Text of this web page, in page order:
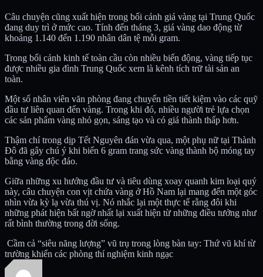
Câu chuyện cũng xuất hiện trong bối cảnh giá vàng tại Trung Quốc
đang duy trì ở mức cao. Tính đến tháng 3, giá vàng dao động từ
khoảng 1.140 đến 1.190 nhân dân tệ mỗi gram.
Trong bối cảnh kinh tế toàn cầu còn nhiều biến động, vàng tiếp tục
được nhiều gia đình Trung Quốc xem là kênh tích trữ tài sản an
toàn.
Một số nhân viên văn phòng đang chuyển tiền tiết kiệm vào các quỹ
đầu tư liên quan đến vàng. Trong khi đó, nhiều người trẻ lựa chọn
các sản phẩm vàng nhỏ gọn, sáng tạo và có giá thành thấp hơn.
Thậm chí trong dịp Tết Nguyên đán vừa qua, một phụ nữ tại Thành
Đô đã gây chú ý khi biến 6 gram trang sức vàng thành bộ móng tay
bằng vàng độc đáo.
Giữa những xu hướng đầu tư và tiêu dùng xoay quanh kim loại quý
này, câu chuyện con vịt chứa vàng ở Hồ Nam lại mang đến một góc
nhìn vừa kỳ lạ vừa thú vị. Nó nhắc lại một thực tế rằng đôi khi
những phát hiện bất ngờ nhất lại xuất hiện từ những điều tưởng như
rất bình thường trong đời sống.
Cầm cả “siêu năng lượng” vũ trụ trong lòng bàn tay: Thứ vũ khí từ
trường khiến các phòng thí nghiệm kinh ngạc